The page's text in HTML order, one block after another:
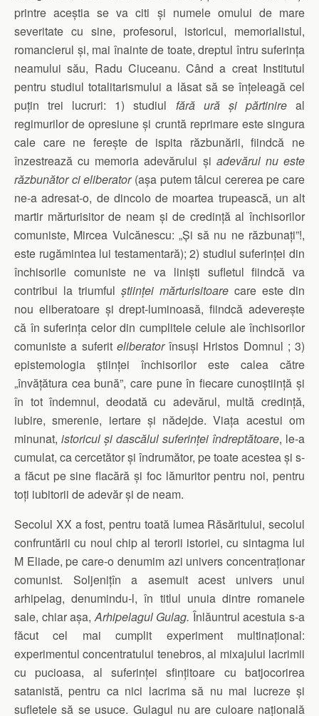
printre aceștia se va citi și numele omului de mare
severitate cu sine, profesorul, istoricul, memorialistul,
romancierul și, mai înainte de toate, dreptul întru suferința
neamului său, Radu Ciuceanu. Când a creat Institutul
pentru studiul totalitarismului a lăsat să se înțeleagă cel
puțin trei lucruri: 1) studiul fără ură și părtinireal
regimurilor de opresiune și cruntă reprimare este singura
cale care ne ferește de ispita răzbunării, fiindcă ne
înzestrează cu memoria adevărului și adevărul nu este
răzbunător ci eliberator(așa putem tâlcui cererea pe care
ne-a adresat-o, de dincolo de moartea trupească, un alt
martir mărturisitor de neam și de credință al închisorilor
comuniste, Mircea Vulcănescu: „Și să nu ne răzbunați”!,
este rugămintea lui testamentară); 2) studiul suferinței din
închisorile comuniste ne va liniști sufletul fiindcă va
contribui la triumful științei mărturisitoare care este din
nou eliberatoare și drept-luminoasă, fiindcă adeverește
că în suferința celor din cumplitele celule ale închisorilor
comuniste a suferit eliberatorînsuși Hristos Domnul ; 3)
epistemologia științei închisorilor este calea către
„învățătura cea bună”, care pune în fiecare cunoștiință și
în tot îndemnul, deodată cu adevărul, multă credință,
iubire, smerenie, iertare și nădejde. Viața acestui om
minunat, istoricul și dascălul suferinței îndreptătoare, le-a
cumulat, ca cercetător și îndrumător, pe toate acestea și s-
a făcut pe sine flacără și foc lămuritor pentru noi, pentru
toți iubitorii de adevăr și de neam.
Secolul XX a fost, pentru toată lumea Răsăritului, secolul
confruntării cu noul chip al terorii istoriei, cu sintagma lui
M Eliade, pe care-o denumim azi univers concentraționar
comunist. Soljenițîn a asemuit acest univers unui
arhipelag, denumindu-l, în titlul unuia dintre romanele
sale, chiar așa,Arhipelagul Gulag. Înlăuntrul acestuia s-a
făcut cel mai cumplit experiment multinațional:
experimentul concentratului tenebros, al mixajului lacrimii
cu pucioasa, al suferinței sfințitoare cu batjocorirea
satanistă, pentru ca nici lacrima să nu mai lucreze și
sufletele să se usuce. Gulagul nu are culoare națională